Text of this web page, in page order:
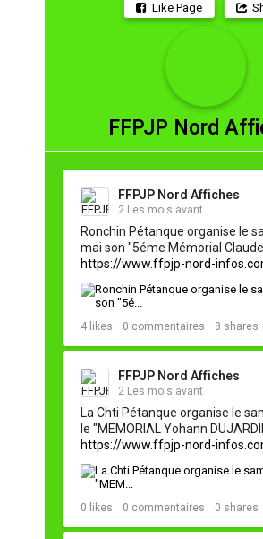
Like Page
FFPJP Nord
FFPJP Nord Affiches
2 Les mois avant
Ronchin Pétanque organise le
https://www.ffpjp-nord-
4 likes 0 commentaires 8 shares
FFPJP Nord Affiches
2 Les mois avant
La Chti Pétanque organise le
https://www.ffpjp-nord-
0 likes 0 commentaires 0 shares